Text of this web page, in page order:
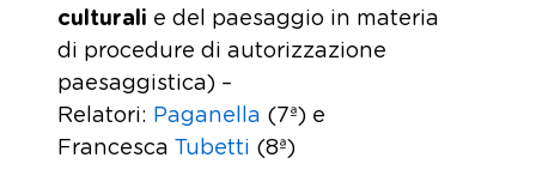
culturali e del paesaggio in materia
di procedure di autorizzazione
paesaggistica) –
Relatori: Paganella (7ª) e
Francesca Tubetti (8ª)